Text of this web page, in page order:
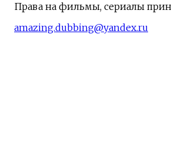
Права на фильмы, сериалы
amazing.dubbing@yandex.ru